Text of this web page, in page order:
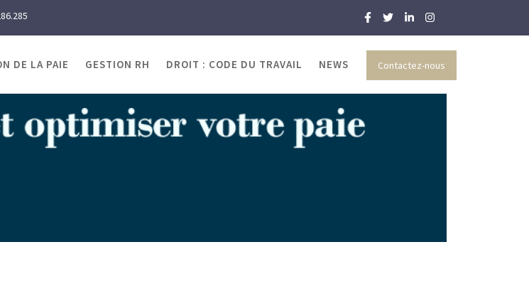
Contactez-nous
DE LA PAIE GESTION RH DROIT : CODE DU TRAVAIL NEWS